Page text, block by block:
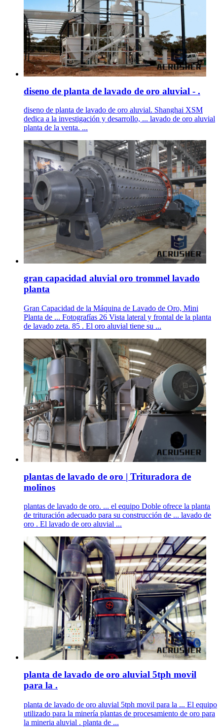
diseno de planta de lavado de oro aluvial - .
diseno de planta de lavado de oro aluvial. Shanghai XSM
dedica a la investigación y desarrollo, ... lavado de oro aluvial
planta de la venta. ...
gran capacidad aluvial oro trommel lavado
planta
Gran Capacidad de la Máquina de Lavado de Oro, Mini
Planta de ... Fotografías 26 Vista lateral y frontal de la planta
de lavado zeta. 85 . El oro aluvial tiene su ...
plantas de lavado de oro | Trituradora de
molinos
plantas de lavado de oro. ... el equipo Doble ofrece la planta
de trituración adecuado para su construcción de ... lavado de
oro . El lavado de oro aluvial ...
planta de lavado de oro aluvial 5tph movil
para la .
planta de lavado de oro aluvial 5tph movil para la ... El equipo
utilizado para la minería plantas de procesamiento de oro para
la mineria aluvial . planta de ...